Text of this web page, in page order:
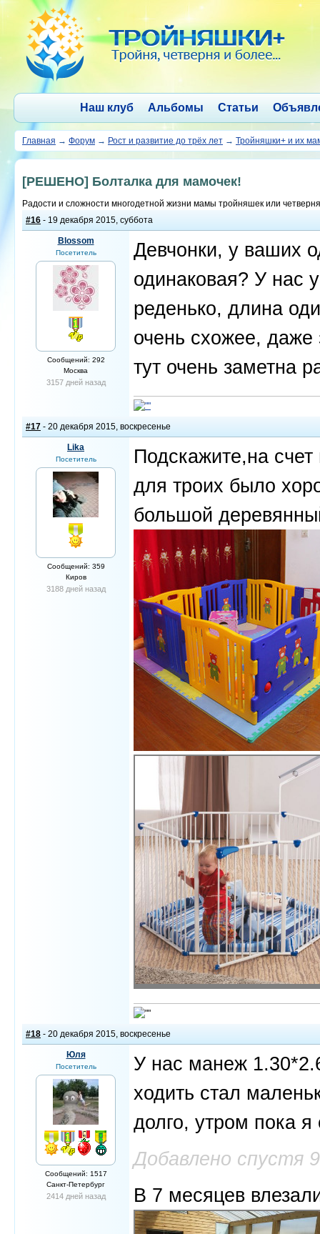
Наш клуб Альбомы Статьи
Главная → Форум → Рост и развитие до трёх лет → Тройняшки+ и их
[РЕШЕНО] Болталка для мамочек!
Радости и сложности многодетной жизни мамы тройняшек или
#16 - 19 декабря 2015, суббота
Blossom
Посетитель
Сообщений: 292
Москва
3157 дней назад
Девчонки, у ваших
одинаковая? У нас у
реденько, длина
очень схожее, даже
тут очень заметна
#17 - 20 декабря 2015, воскресенье
Lika
Посетитель
Сообщений: 359
Киров
3188 дней назад
Подскажите,на
для троих было
большой
#18 - 20 декабря 2015, воскресенье
Юля
Посетитель
Сообщений: 1517
Санкт-Петербург
2414 дней назад
У нас манеж
ходить стал
долго, утром пока я
Добавлено спустя
В 7 месяцев